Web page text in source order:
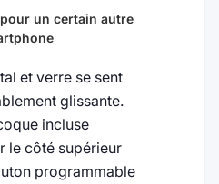
un certain autre
et verre se sent
glissante.
incluse
le côté supérieur
programmable